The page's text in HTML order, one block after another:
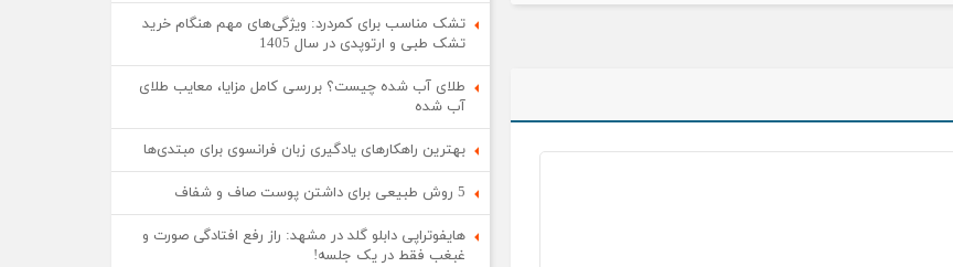
تشک مناسب برای کمردرد: ویژگی‌های مهم هنگام خرید
تشک طبی و ارتوپدی در سال 1405
طلای آب شده چیست؟ بررسی کامل مزایا، معایب طلای
آب شده
بهترین راهکارهای یادگیری زبان فرانسوی برای مبتدی‌ها
5 روش طبیعی برای داشتن پوست صاف و شفاف
هایفوتراپی دابلو گلد در مشهد: راز رفع افتادگی صورت و
غبغب فقط در یک جلسه!